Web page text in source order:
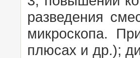
разведения
микроскопа.
плюсах и др.);